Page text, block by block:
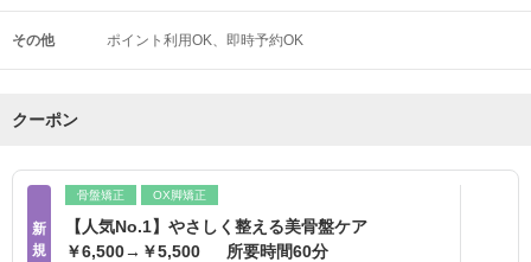
その他 ポイント利用OK 即時予約OK
クーポン
新
規
骨盤矯正 OX脚矯正
【人気No.1】やさしく整える美骨盤ケア
￥6,500→￥5,500 所要時間60分